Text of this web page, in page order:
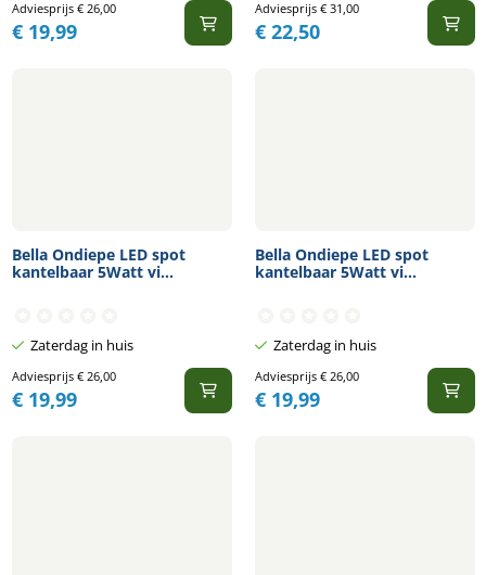
Adviesprijs €26,00
€19,99
Adviesprijs €31,00
€22,50
Bella Ondiepe LED spot
kantelbaar 5Watt vi...
Zaterdag in huis
Adviesprijs €26,00
€19,99
Bella Ondiepe LED spot
kantelbaar 5Watt vi...
Zaterdag in huis
Adviesprijs €26,00
€19,99